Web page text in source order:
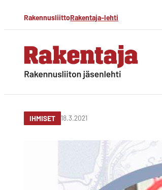
Siirry
suoraan
sisältöön
RakennusliittoRakentaja-lehti
Rakentaja-lehti
IHMISET 18.3.2021